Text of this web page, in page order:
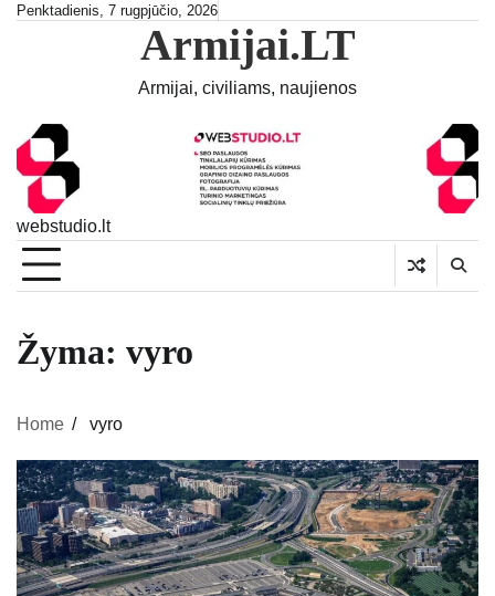
SkipPenktadienis, 7 rugpjūčio, 2026
Armijai.LT
Armijai, civiliams, naujienos
webstudio.lt
Žyma: vyro
Home vyro